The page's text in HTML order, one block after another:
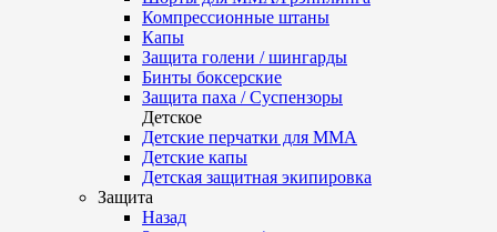
Компрессионные штаны
Капы
Защита голени / шингарды
Бинты боксерские
Защита паха / Суспензоры
Детское
Детские перчатки для ММА
Детские капы
Детская защитная экипировка
Защита
Назад